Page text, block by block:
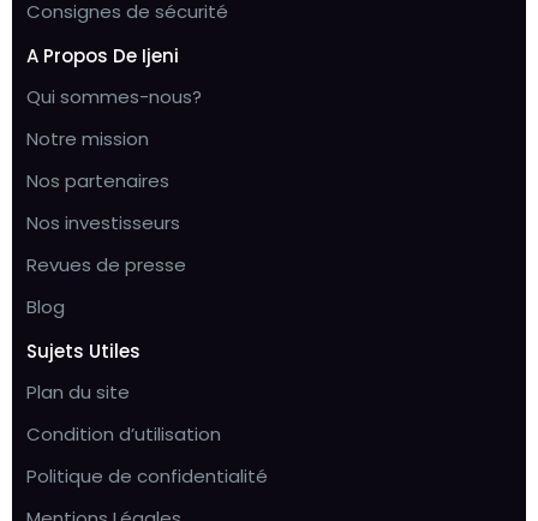
Consignes de sécurité
A Propos De Ijeni
Qui sommes-nous?
Notre mission
Nos partenaires
Nos investisseurs
Revues de presse
Blog
Sujets Utiles
Plan du site
Condition d’utilisation
Politique de confidentialité